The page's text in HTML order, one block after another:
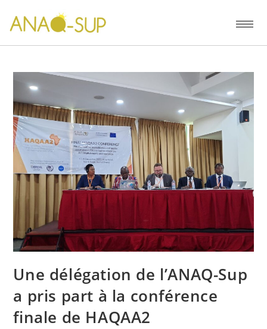
Une délégation de l’ANAQ-Sup
a pris part à la conférence
finale de HAQAA2